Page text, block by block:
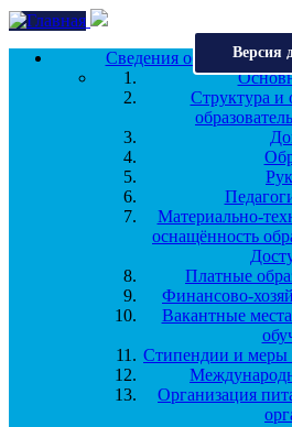
Перейти к основному содержанию
Версия
Сведения об
Структура и
Материально-
оснащённость
Платные
Финансово-
Вакантные
Стипендии и меры
Организация